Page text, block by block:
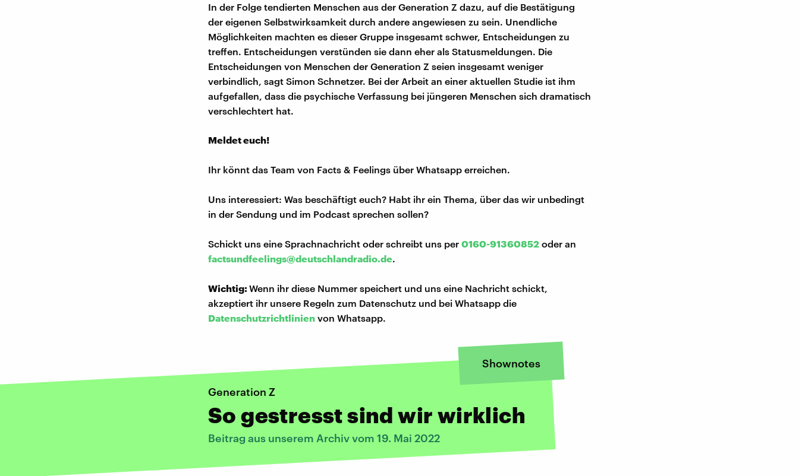
In der Folge tendierten Menschen aus der Generation Z dazu, auf die Bestätigung
der eigenen Selbstwirksamkeit durch andere angewiesen zu sein. Unendliche
Möglichkeiten machten es dieser Gruppe insgesamt schwer, Entscheidungen zu
treffen. Entscheidungen verstünden sie dann eher als Statusmeldungen. Die
Entscheidungen von Menschen der Generation Z seien insgesamt weniger
verbindlich, sagt Simon Schnetzer. Bei der Arbeit an einer aktuellen Studie ist ihm
aufgefallen, dass die psychische Verfassung bei jüngeren Menschen sich dramatisch
verschlechtert hat.
Meldet euch!
Ihr könnt das Team von Facts & Feelings über Whatsapp erreichen.
Uns interessiert: Was beschäftigt euch? Habt ihr ein Thema, über das wir unbedingt
in der Sendung und im Podcast sprechen sollen?
Schickt uns eine Sprachnachricht oder schreibt uns per 0160-91360852 oder an
factsundfeelings@deutschlandradio.de.
Wichtig:Wenn ihr diese Nummer speichert und uns eine Nachricht schickt,
akzeptiert ihr unsere Regeln zum Datenschutz und bei Whatsapp die
Datenschutzrichtlinien von Whatsapp.
Shownotes
Generation Z
So gestresst sind wir wirklich
Beitrag aus unserem Archiv vom 19. Mai 2022